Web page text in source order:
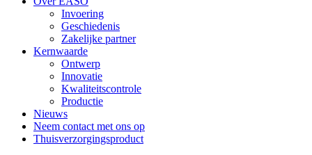
Invoering
Geschiedenis
Zakelijke partner
Kernwaarde
Ontwerp
Innovatie
Kwaliteitscontrole
Productie
Nieuws
Neem contact met ons op
Thuisverzorgingsproduct